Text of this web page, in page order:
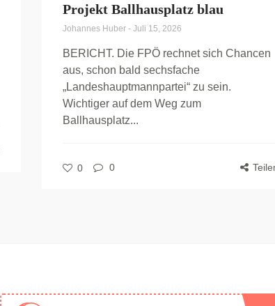
Projekt Ballhausplatz blau
Johannes Huber - Juli 15, 2026
BERICHT. Die FPÖ rechnet sich Chancen
aus, schon bald sechsfache
„Landeshauptmannpartei“ zu sein.
Wichtiger auf dem Weg zum
Ballhausplatz...
0 0